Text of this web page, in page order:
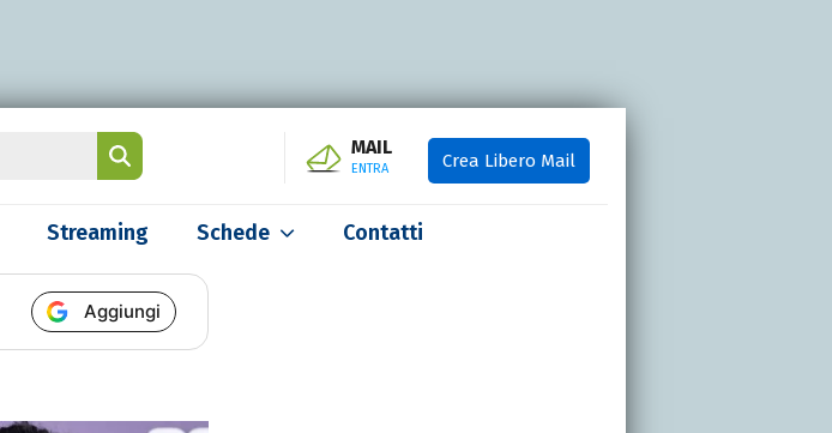
MAIL
ENTRA Crea Libero Mail
Streaming Schede Contatti
Aggiungi